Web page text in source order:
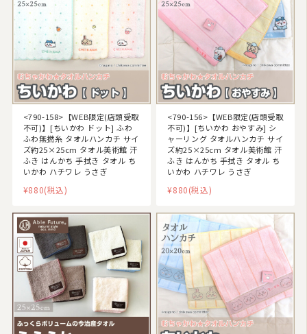
<790-158>【WEB限定(店頭受取
不可)】[ちいかわ ドット] ふわ
ふわ無撚糸 タオルハンカチ サイ
ズ約25×25cm タオル美術館 汗
ふき はんかち 手拭き タオル ち
いかわ ハチワレ うさぎ
¥880(税込)
<790-156>【WEB限定(店頭受取
不可)】[ちいかわ おやすみ] シ
ャーリング タオルハンカチ サイ
ズ約25×25cm タオル美術館 汗
ふき はんかち 手拭き タオル ち
いかわ ハチワレ うさぎ
¥880(税込)